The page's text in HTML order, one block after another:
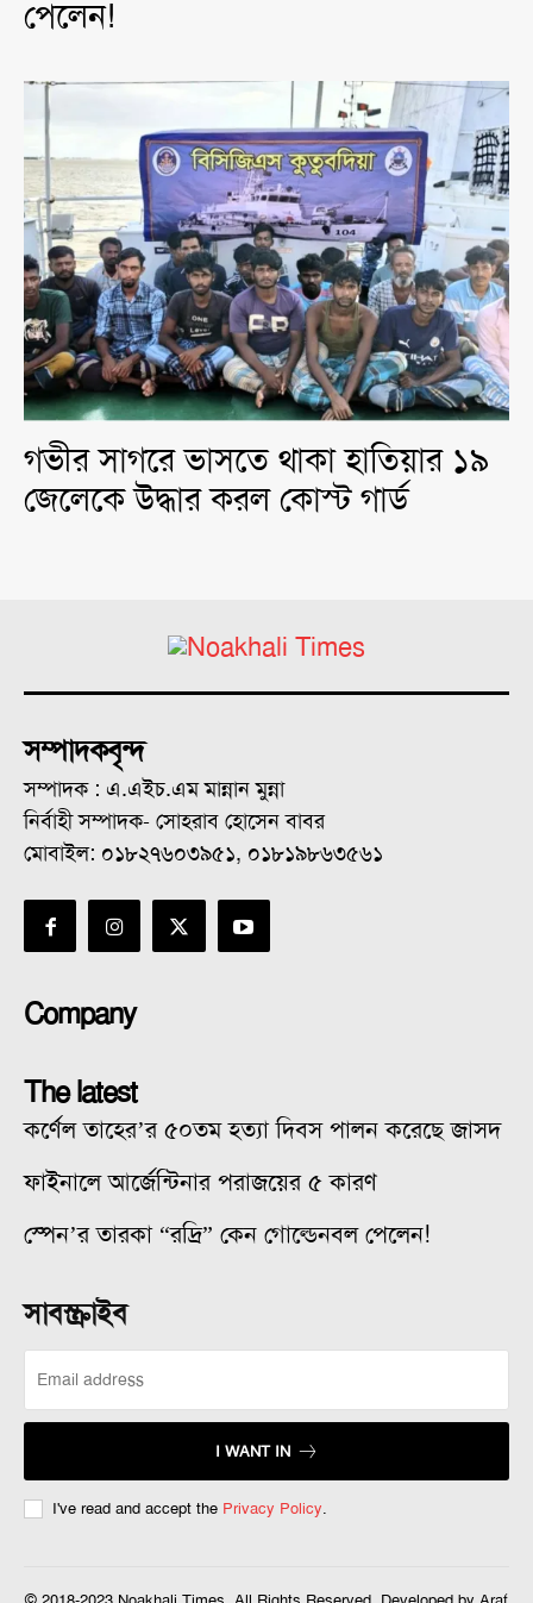
পেলেন!
গভীর সাগরে ভাসতে থাকা হাতিয়ার ১৯
জেলেকে উদ্ধার করল কোস্ট গার্ড
সম্পাদকবৃন্দ
সম্পাদক : এ.এইচ.এম মান্নান মুন্না
নির্বাহী সম্পাদক- সোহরাব হোসেন বাবর
মোবাইল: ০১৮২৭৬০৩৯৫১, ০১৮১৯৮৬৩৫৬১
Company
The latest
কর্ণেল তাহের’র ৫০তম হত্যা দিবস পালন করেছে জাসদ
ফাইনালে আর্জেন্টিনার পরাজয়ের ৫ কারণ
স্পেন’র তারকা “রদ্রি” কেন গোল্ডেনবল পেলেন!
সাবস্ক্রাইব
I WANT IN
I've read and accept the Privacy Policy.